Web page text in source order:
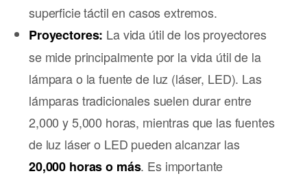
superficie táctil en casos extremos.
Proyectores: La vida útil de los proyectores
se mide principalmente por la vida útil de la
lámpara o la fuente de luz (láser, LED). Las
lámparas tradicionales suelen durar entre
2,000 y 5,000 horas, mientras que las fuentes
de luz láser o LED pueden alcanzar las
20,000 horas o más. Es importante